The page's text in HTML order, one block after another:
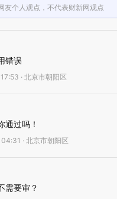
友个人观点，不代表财新网观点
错误
· 北京市朝阳区
通过吗！
· 北京市朝阳区
需要审？